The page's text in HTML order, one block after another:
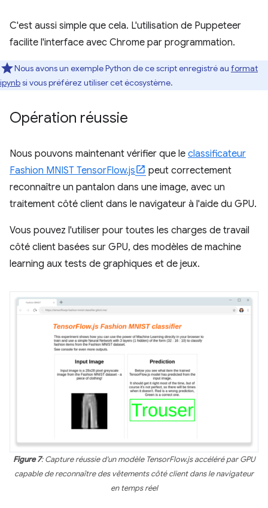
C'est aussi simple que cela. L'utilisation de Puppeteer
facilite l'interface avec Chrome par programmation.
Nous avons un exemple Python de ce script enregistré au format
ipynbsi vous préférez utiliser cet écosystème.
Opération réussie
Nous pouvons maintenant vérifier que le classificateur
Fashion MNIST TensorFlow.js
peut correctement
reconnaître un pantalon dans une image, avec un
traitement côté client dans le navigateur à l'aide du GPU.
Vous pouvez l'utiliser pour toutes les charges de travail
côté client basées sur GPU, des modèles de machine
learning aux tests de graphiques et de jeux.
Figure 7: Capture réussie d'un modèle TensorFlow.js accéléré par GPU
capable de reconnaître des vêtements côté client dans le navigateur
en temps réel